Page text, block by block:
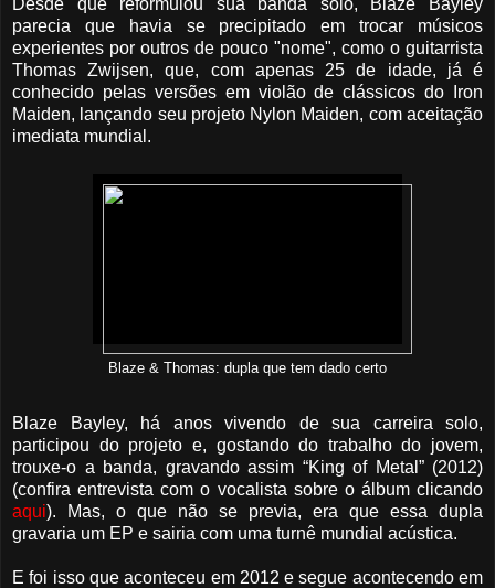
Desde que reformulou sua banda solo, Blaze Bayley
parecia que havia se precipitado em trocar músicos
experientes por outros de pouco "nome", como o guitarrista
Thomas Zwijsen, que, com apenas 25 de idade, já é
conhecido pelas versões em violão de clássicos do Iron
Maiden, lançando seu projeto Nylon Maiden, com aceitação
imediata mundial.
Blaze & Thomas: dupla que tem dado certo
Blaze Bayley, há anos vivendo de sua carreira solo,
participou do projeto e, gostando do trabalho do jovem,
trouxe-o a banda, gravando assim “King of Metal” (2012)
(confira entrevista com o vocalista sobre o álbum clicando
aqui). Mas, o que não se previa, era que essa dupla
gravaria um EP e sairia com uma turnê mundial acústica.
E foi isso que aconteceu em 2012 e segue acontecendo em